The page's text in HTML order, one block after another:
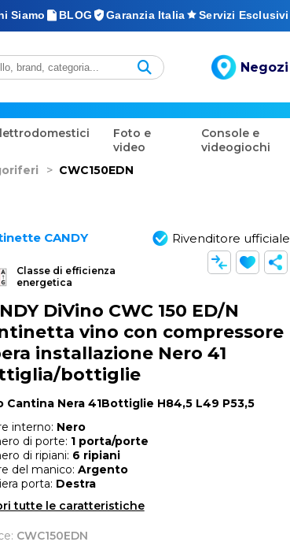
Siamo BLOG Garanzia Italia Servizi Esclusivi
Negozi
Foto e
video
Console e
videogiochi
> CWC150EDN
CANDY
Classe di efficienza
energetica
Rivenditore ufficiale
DiVino CWC 150 ED/N
vino con compressore
installazione Nero 41
bottiglie
Cantina Nera 41Bottiglie H84,5 L49 P53,5
interno: Nero
di porte: 1 porta/porte
di ripiani: 6 ripiani
del manico: Argento
porta: Destra
tutte le caratteristiche
CWC150EDN